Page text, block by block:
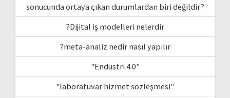
sonucunda ortaya çıkan durumlardan biri değildir?
?Dijital iş modelleri nelerdir
?meta-analiz nedir nasıl yapılır
"Endüstri 4.0"
"laboratuvar hizmet sözleşmesi"